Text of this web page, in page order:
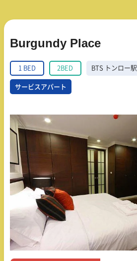
Burgundy Place
1 BED 2BED BTS トンロー駅
サービスアパート